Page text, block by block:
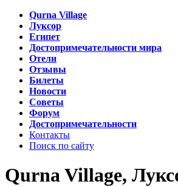
Qurna Village
Луксор
Египет
Достопримечательности мира
Отели
Отзывы
Билеты
Новости
Советы
Форум
Достопримечательности
Контакты
Поиск по сайту
Qurna Village,